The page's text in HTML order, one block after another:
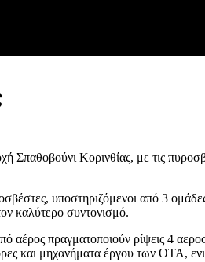
Σπαθοβούνι Κορινθίας, με τις
υποστηριζόμενοι από 3
καλύτερο συντονισμό.
αέρος πραγματοποιούν ρίψεις 4
μηχανήματα έργου των ΟΤΑ,